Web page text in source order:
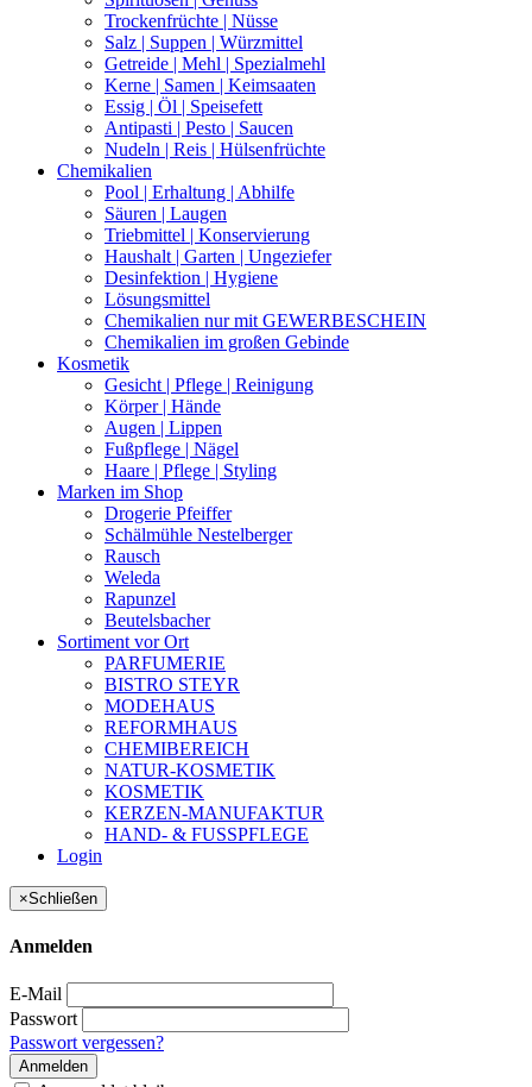
Trockenfrüchte | Nüsse
Salz | Suppen | Würzmittel
Getreide | Mehl | Spezialmehl
Kerne | Samen | Keimsaaten
Essig | Öl | Speisefett
Antipasti | Pesto | Saucen
Nudeln | Reis | Hülsenfrüchte
Chemikalien
Pool | Erhaltung | Abhilfe
Säuren | Laugen
Triebmittel | Konservierung
Haushalt | Garten | Ungeziefer
Desinfektion | Hygiene
Lösungsmittel
Chemikalien nur mit GEWERBESCHEIN
Chemikalien im großen Gebinde
Kosmetik
Gesicht | Pflege | Reinigung
Körper | Hände
Augen | Lippen
Fußpflege | Nägel
Haare | Pflege | Styling
Marken im Shop
Drogerie Pfeiffer
Schälmühle Nestelberger
Rausch
Weleda
Rapunzel
Beutelsbacher
Sortiment vor Ort
PARFUMERIE
BISTRO STEYR
MODEHAUS
REFORMHAUS
CHEMIBEREICH
NATUR-KOSMETIK
KOSMETIK
KERZEN-MANUFAKTUR
HAND- & FUSSPFLEGE
Login
×Schließen
Anmelden
E-Mail
Passwort
Passwort vergessen?
Anmelden